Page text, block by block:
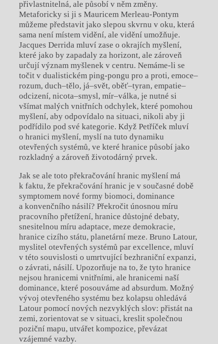
přivlastnitelná, ale působí v něm změny.
Metaforicky si ji s Mauricem Merleau-Pontym
můžeme představit jako slepou skvrnu v oku, která
sama není místem vidění, ale vidění umožňuje.
Jacques Derrida mluví zase o okrajích myšlení,
které jako by zapadaly za horizont, ale zároveň
určují význam myšlenek v centru. Nemáme-li se
točit v dualistickém ping-pongu pro a proti, emoce–
rozum, duch–tělo, já–svět, oběť–tyran, empatie–
odcizení, nicota–smysl, mír–válka, je nutné si
všímat malých vnitřních odchylek, které pomohou
myšlení, aby odpovídalo na situaci, nikoli aby ji
podřídilo pod své kategorie. Když Petříček mluví
o hranici myšlení, myslí na tuto dynamiku
otevřených systémů, ve které hranice působí jako
rozkladný a zároveň životodárný prvek.
Jak se ale toto překračování hranic myšlení má
k faktu, že překračování hranic je v současné době
symptomem nové formy biomoci, dominance
a konvenčního násilí? Překročit únosnou míru
pracovního přetížení, hranice důstojné debaty,
snesitelnou míru adaptace, meze demokracie,
hranice cizího státu, planetární meze. Bruno Latour,
myslitel otevřených systémů par excellence, mluví
v této souvislosti o umrtvující bezhraniční expanzi,
o závrati, násilí. Upozorňuje na to, že tyto hranice
nejsou hranicemi vnitřními, ale hranicemi naší
dominance, které posouváme ad absurdum. Možný
vývoj otevřeného systému bez kolapsu ohledává
Latour pomocí nových nezvyklých slov: přistát na
zemi, zorientovat se v situaci, kreslit společnou
poziční mapu, utvářet kompozice, převázat
vzájemné vazby.